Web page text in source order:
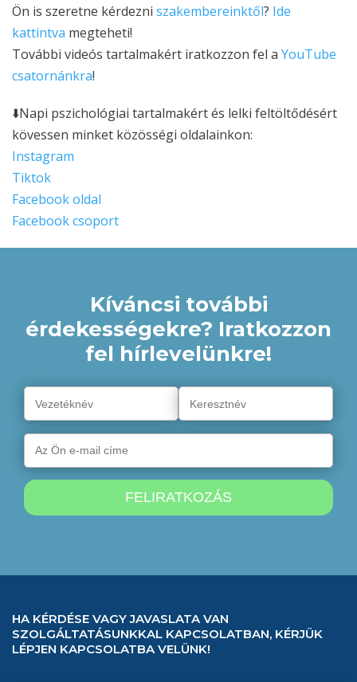
Ön is szeretne kérdezni szakembereinktől? Ide
kattintva megteheti!
További videós tartalmakért iratkozzon fel a YouTube
csatornánkra!
⬇️Napi pszichológiai tartalmakért és lelki feltöltődésért
kövessen minket közösségi oldalainkon:
Instagram
Tiktok
Facebook oldal
Facebook csoport
Kíváncsi további
érdekességekre? Iratkozzon
fel hírlevelünkre!
HA KÉRDÉSE VAGY JAVASLATA VAN
SZOLGÁLTATÁSUNKKAL KAPCSOLATBAN, KÉRJÜK
LÉPJEN KAPCSOLATBA VELÜNK!